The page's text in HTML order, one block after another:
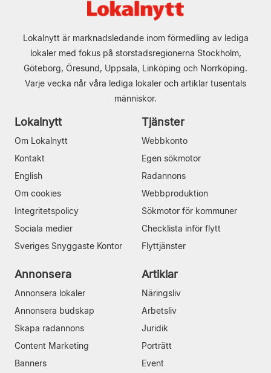
Lokalnytt är marknadsledande inom förmedling av lediga
lokaler med fokus på storstadsregionerna Stockholm,
Göteborg, Öresund, Uppsala, Linköping och Norrköping.
Varje vecka når våra lediga lokaler och artiklar tusentals
människor.
Lokalnytt
Om Lokalnytt
Kontakt
English
Om cookies
Integritetspolicy
Sociala medier
Sveriges Snyggaste Kontor
Tjänster
Webbkonto
Egen sökmotor
Radannons
Webbproduktion
Sökmotor för kommuner
Checklista inför flytt
Flyttjänster
Annonsera
Annonsera lokaler
Annonsera budskap
Skapa radannons
Content Marketing
Banners
Artiklar
Näringsliv
Arbetsliv
Juridik
Porträtt
Event